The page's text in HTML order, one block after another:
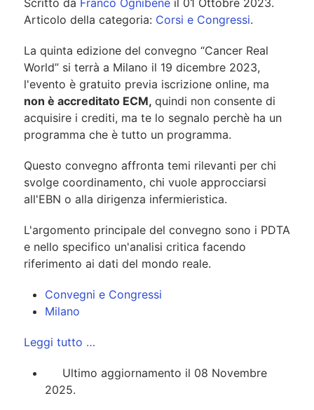
Scritto da Franco Ognibene il 01 Ottobre 2023.
Articolo della categoria: Corsi e Congressi.
La quinta edizione del convegno “Cancer Real
World” si terrà a Milano il 19 dicembre 2023,
l'evento è gratuito previa iscrizione online, ma
non è accreditato ECM, quindi non consente di
acquisire i crediti, ma te lo segnalo perchè ha un
programma che è tutto un programma.
Questo convegno affronta temi rilevanti per chi
svolge coordinamento, chi vuole approcciarsi
all'EBN o alla dirigenza infermieristica.
L'argomento principale del convegno sono i PDTA
e nello specifico un'analisi critica facendo
riferimento ai dati del mondo reale.
Convegni e Congressi
Milano
Leggi tutto …
Ultimo aggiornamento il 08 Novembre
2025.